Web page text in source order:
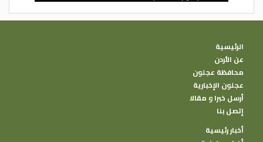
الرئيسية
عن الأردن
محافظة عجلون
عجلون الإخبارية
أرسل خبرا و مقالا
إتصل بنا
أخبار رئيسية